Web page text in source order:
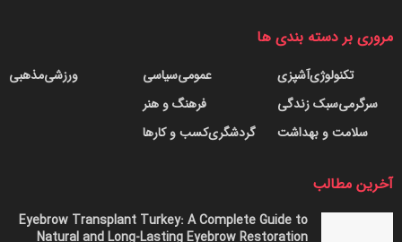
مروری بر دسته بندی ها
آشپزیتکنولوژی
سبک زندگیسرگرمی
سلامت و بهداشت
سیاسیعمومی
فرهنگ و هنر
کسب و کارهاگردشگری
مذهبیورزشی
آخرین مطالب
Eyebrow Transplant Turkey: A Complete Guide to
Natural and Long-Lasting Eyebrow Restoration